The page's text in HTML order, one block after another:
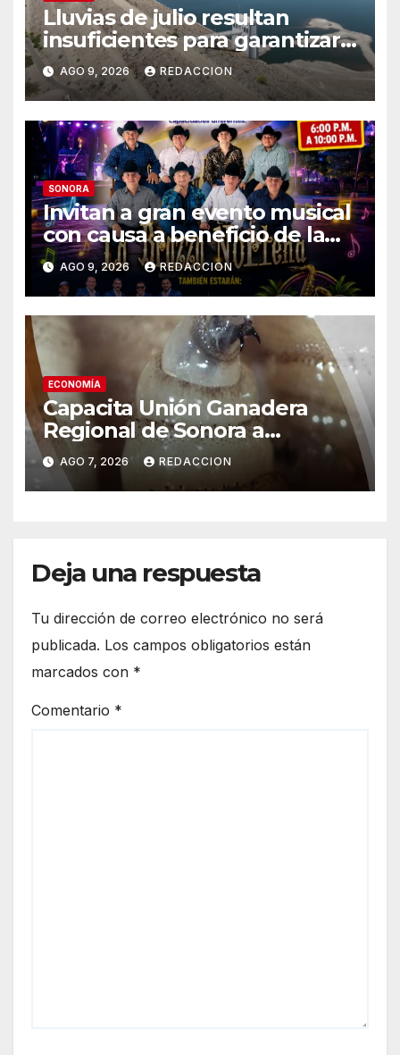
Lluvias de julio resultan
insuficientes para garantizar
el ciclo agrícola en el Valle del
Yaqui
AGO 9, 2026 REDACCION
SONORA
Invitan a gran evento musical
con causa a beneficio de la
Fundación «Ayúdanos a
Ayudar HMO»
AGO 9, 2026 REDACCION
ECONOMÍA
Capacita Unión Ganadera
Regional de Sonora a
productores ante la eventual
llegada del gusano
barrenador
AGO 7, 2026 REDACCION
Deja una respuesta
Tu dirección de correo electrónico no será
publicada. Los campos obligatorios están
marcados con *
Comentario *